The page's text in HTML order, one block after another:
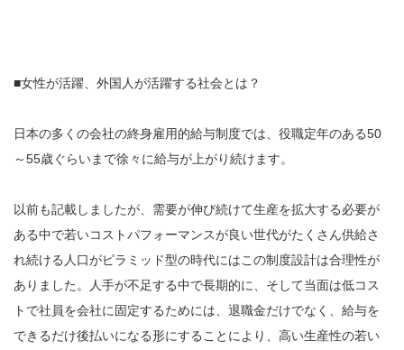
■女性が活躍、外国人が活躍する社会とは？
日本の多くの会社の終身雇用的給与制度では、役職定年のある50
～55歳ぐらいまで徐々に給与が上がり続けます。
以前も記載しましたが、需要が伸び続けて生産を拡大する必要が
ある中で若いコストパフォーマンスが良い世代がたくさん供給さ
れ続ける人口がピラミッド型の時代にはこの制度設計は合理性が
ありました。人手が不足する中で長期的に、そして当面は低コス
トで社員を会社に固定するためには、退職金だけでなく、給与を
できるだけ後払いになる形にすることにより、高い生産性の若い